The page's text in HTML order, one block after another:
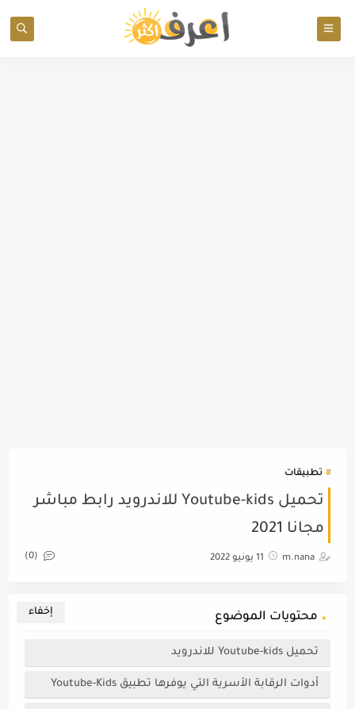
تطبيقات
تحميل Youtube-kids للاندرويد رابط مباشر
مجانا 2021
m.nana 11 يونيو 2022 (0)
محتويات الموضوع
تحميل Youtube-kids للاندرويد
أدوات الرقابة الأسرية التي يوفرها تطبيق Youtube-Kids